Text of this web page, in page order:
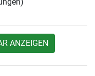
ANZEIGEN